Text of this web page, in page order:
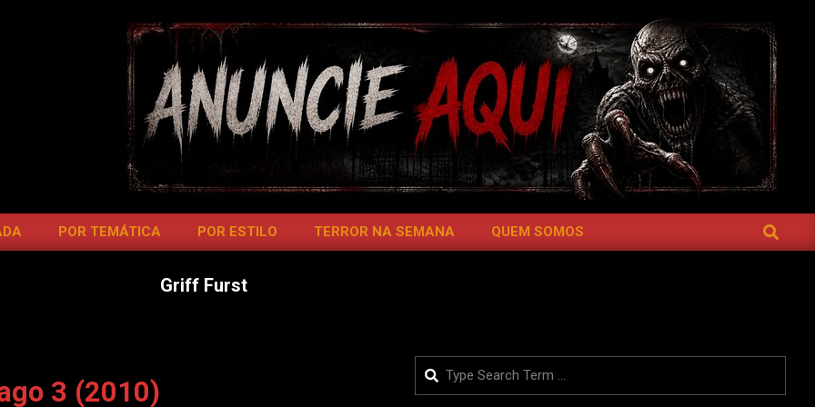
POR TEMÁTICA POR ESTILO TERROR NA SEMANA QUEM SOMOS SEARCH
Griff Furst
3 (2010)
Search